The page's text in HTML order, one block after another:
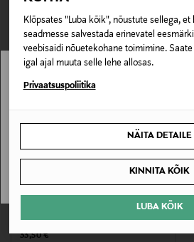
Klõpsates "Luba kõik", nõustute sellega, et
seadmesse salvestada erinevatel
veebisaidi nõuetekohane toimimine.
igal ajal muuta selle lehe allosas.
Privaatsuspoliitika
NÄITA DETAILE
KINNITA KÕIK
LUBA KÕIK
hoolikalt.
Juuksetüüp
Parandavad tooted
Kategooria
E-POE TAGASTUSED
WELLA SYSTEM PROFESSIONAL
Palsam Repair Conditioner 200 ml
Original Price
33,50 €
Stockmann pole Sinu riigis
SAAN ARU